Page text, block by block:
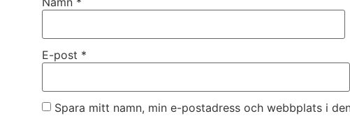
E-post *
Spara mitt namn, min e-postadress och webbplats i